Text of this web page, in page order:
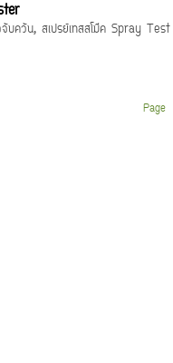
บควัน, สเปรย์เทสสโม๊ค Spray